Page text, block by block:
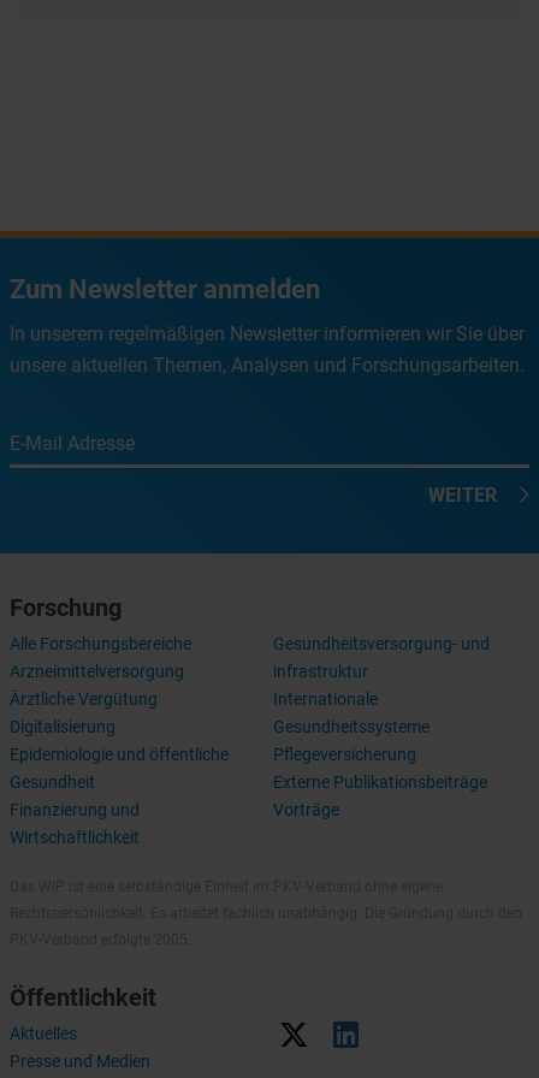
Zum Newsletter anmelden
In unserem regelmäßigen Newsletter informieren wir Sie über
unsere aktuellen Themen, Analysen und Forschungsarbeiten.
E-Mail Adresse
WEITER
Forschung
Alle Forschungsbereiche
Arzneimittelversorgung
Ärztliche Vergütung
Digitalisierung
Epidemiologie und öffentliche
Gesundheit
Finanzierung und
Wirtschaftlichkeit
Gesundheitsversorgung- und
infrastruktur
Internationale
Gesundheitssysteme
Pflegeversicherung
Externe Publikationsbeiträge
Vorträge
Öffentlichkeit
Aktuelles
Presse und Medien